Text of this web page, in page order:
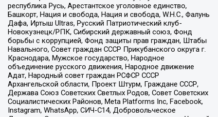
республика Русь, Арестантское уголовное единство,
Башкорт, Нация и свобода, Нация и свобода, W.H.С., Фалунь
Дафа, Иртыш Ultras, Русский Патриотический клуб-
Новокузнецк/РПК, Сибирский державный союз, Фонд
борьбы с коррупцией, Фонд защиты прав граждан, Штабы
Навального, Совет граждан СССР Прикубанского округа г.
Краснодара, Мужское государство, Народное
объединение русского движения, Народное движение
Адат, Народный совет граждан РСФСР СССР
Архангельской области, Проект Штурм, Граждане СССР,
Держава Союз Советских Светлых Родов, Совет Советских
Социалистических Районов, Meta Platforms Inc, Facebook,
Instagram, WhatsApp, СИЧ-С14, Добровольческое